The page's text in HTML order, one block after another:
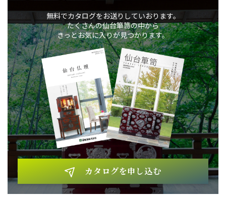
無料でカタログをお送りしていおります。
たくさんの仙台箪笥の中から
きっとお気に入りが見つかります。
カタログを申し込む